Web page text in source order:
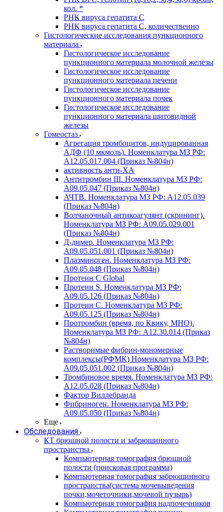
кол. *
РНК вируса гепатита C
РНК вируса гепатита C, количественно
Гистологические исследования пункционного
материала
Гистологическое исследование
пункционного материала молочной железы
Гистологическое исследование
пункционного материала печени
Гистологическое исследование
пункционного материала почек
Гистологическое исследование
пункционного материала щитовидной
железы
Гомеостаз
Агрегация тромбоцитов, индуцированная
АДФ (10 мкмоль). Номенклатура МЗ РФ:
A12.05.017.004 (Приказ №804н)
активность анти-ХА
Антитромбин III. Номенклатура МЗ РФ:
A09.05.047 (Приказ №804н)
АЧТВ. Номенклатура МЗ РФ: A12.05.039
(Приказ №804н)
Волчаночный антикоагулянт (скрининг).
Номенклатура МЗ РФ: A09.05.029.001
(Приказ №804н)
Д-димер. Номенклатура МЗ РФ:
A09.05.051.001 (Приказ №804н)
Плазминоген. Номенклатура МЗ РФ:
A09.05.048 (Приказ №804н)
Протеин C Global
Протеин S. Номенклатура МЗ РФ:
A09.05.126 (Приказ №804н)
Протеин С. Номенклатура МЗ РФ:
A09.05.125 (Приказ №804н)
Протромбин (время, по Квику, МНО).
Номенклатура МЗ РФ: A12.30.014 (Приказ
№804н)
Растворимые фибрин-мономерные
комплексы(РФМК) Номенклатура МЗ РФ:
A09.05.051.002 (Приказ №804н)
Тромбиновое время. Номенклатура МЗ РФ:
A12.05.028 (Приказ №804н)
Фактор Виллебранда
Фибриноген. Номенклатура МЗ РФ:
A09.05.050 (Приказ №804н)
Еще
Обследования
КТ брюшной полости и забрюшинного
пространства
Компьютерная томография брюшной
полости (поисковая программа)
Компьютерная томография забрюшинного
пространства(система мочевыведения
почки,мочеточники,мочевой пузырь)
Компьютерная томография надпочечников